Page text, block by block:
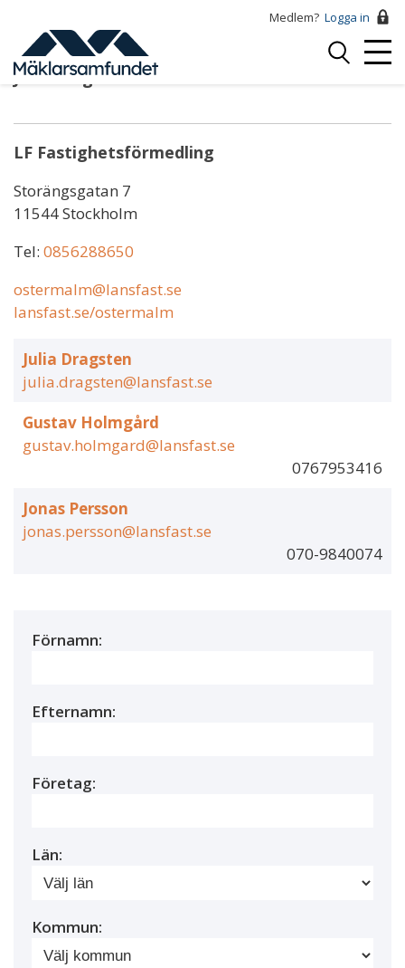
huvudinnehåll
Medlem? Logga in
Logga
Julia Dragsten
LF Fastighetsförmedling
Storängsgatan 7
11544 Stockholm
Tel: 0856288650
ostermalm@lansfast.se
lansfast.se/ostermalm
Julia Dragsten
julia.dragsten@lansfast.se
Gustav Holmgård
gustav.holmgard@lansfast.se
0767953416
Jonas Persson
jonas.persson@lansfast.se
070-9840074
Förnamn:
Efternamn:
Företag:
Län:
Kommun: